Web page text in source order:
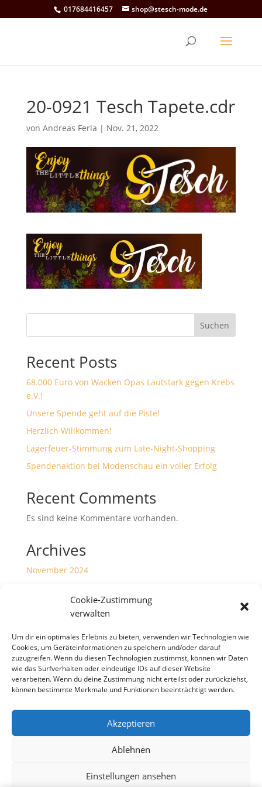
Cookie-Zustimmung
verwalten
Um dir ein optimales Erlebnis zu bieten, verwenden wir Technologien wie
Cookies, um Geräteinformationen zu speichern und/oder darauf
zuzugreifen. Wenn du diesen Technologien zustimmst, können wir Daten
wie das Surfverhalten oder eindeutige IDs auf dieser Website
verarbeiten. Wenn du deine Zustimmung nicht erteilst oder zurückziehst,
können bestimmte Merkmale und Funktionen beeinträchtigt werden.
Akzeptieren
Ablehnen
Einstellungen ansehen
017684416457 shop@stesch-mode.de
20-0921 Tesch Tapete.cdr
von Andreas Ferla | Nov. 21, 2022
Suchen
Recent Posts
68.000 Euro von Wacken Opas Lautstark gegen Krebs
e.V.!
Unsere Spende geht auf die Piste!
Herzlich Willkommen!
Lagerfeuer-Stimmung zum Late-Night-Shopping
Spendenaktion bei Modenschau ein voller Erfolg
Recent Comments
Es sind keine Kommentare vorhanden.
Archives
November 2024
Januar 2023
Categories
Meldungen
Copyright S Tesch Mode Itzehoe Enjoy the little
things! ALLE PREISE VERSTEHEN SICH INKLUSIVE